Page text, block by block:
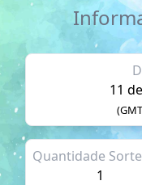
11
Quantidade
1